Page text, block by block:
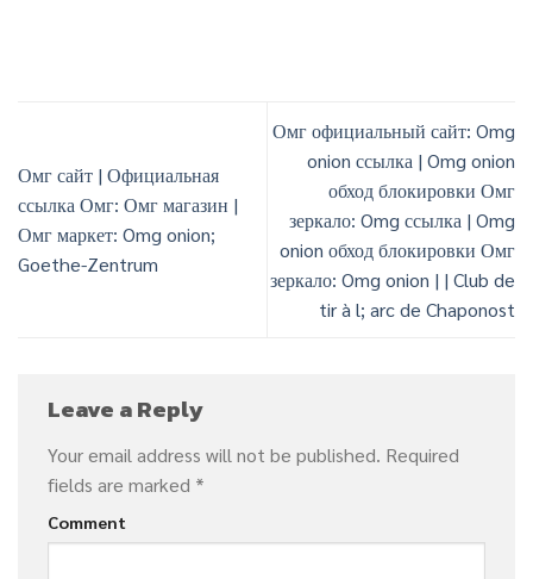
Омг сайт | Официальная
ссылка Омг: Омг магазин |
Омг маркет: Omg onion;
Goethe-Zentrum
Омг официальный сайт: Omg
onion ссылка | Omg onion
обход блокировки Омг
зеркало: Omg ссылка | Omg
onion обход блокировки Омг
зеркало: Omg onion | | Club de
tir à l; arc de Chaponost
Leave a Reply
Your email address will not be published. Required
fields are marked *
Comment